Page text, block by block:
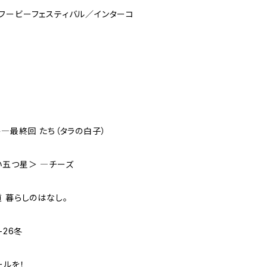
ビーフェスティバル／インターコ
終回 たち（タラの白子）
五つ星＞ ―チーズ
らしのはなし。
26冬
を！